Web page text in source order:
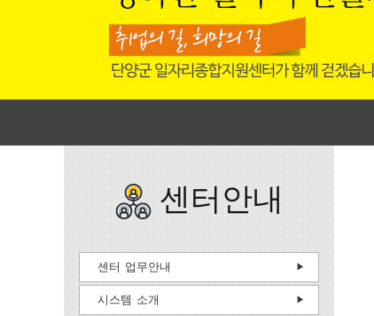
센터안내
센터 업무안내
시스템 소개